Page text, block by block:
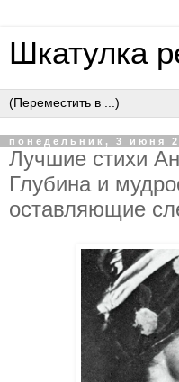
Шкатулка
понедельник, 3 июня
Лучшие стихи
Глубина и
оставляющие